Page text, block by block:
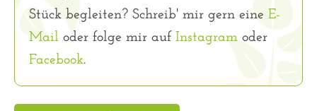
Stück begleiten? Schreib' mir gern eine E-
Mail oder folge mir auf Instagram oder
Facebook.